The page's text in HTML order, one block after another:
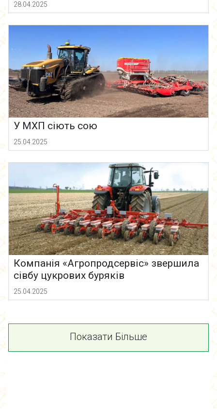
28.04.2025
У МХП сіють сою
25.04.2025
Компанія «Агропродсервіс» звершила
сівбу цукрових буряків
25.04.2025
Показати Більше